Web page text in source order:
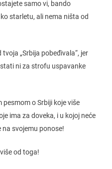
samo vi, bando
starletu, ali nema ništa od
„Srbija pobeđivala“, jer
ni za strofu uspavanke
pesmom o Srbiji koje više
ima za doveka, i u kojoj neće
na svojemu ponose!
od toga!